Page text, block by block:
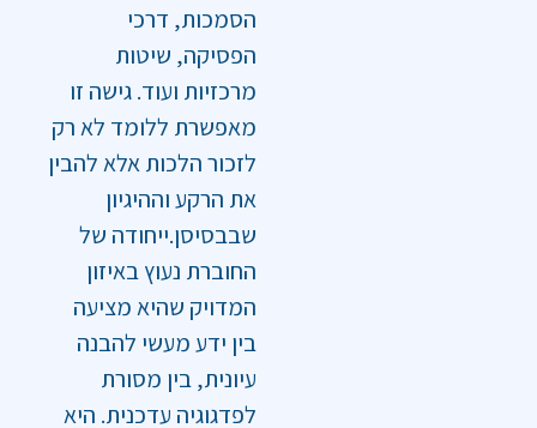
הסמכות, דרכי
הפסיקה, שיטות
מרכזיות ועוד. גישה זו
מאפשרת ללומד לא רק
לזכור הלכות אלא להבין
את הרקע וההיגיון
שבבסיסן.ייחודה של
החוברת נעוץ באיזון
המדויק שהיא מציעה
בין ידע מעשי להבנה
עיונית, בין מסורת
לפדגוגיה עדכנית. היא